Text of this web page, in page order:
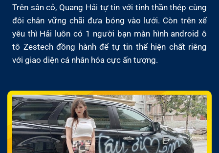
Trên sân cỏ, Quang Hải tự tin với tinh thần thép cùng
đôi chân vững chãi đưa bóng vào lưới. Còn trên xế
yêu thì Hải luôn có 1 người bạn màn hình android ô
tô Zestech đồng hành để tự tin thể hiện chất riêng
với giao diện cá nhân hóa cực ấn tượng.